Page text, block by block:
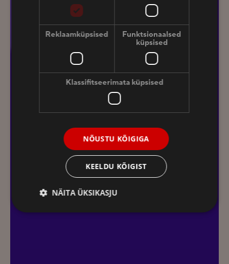
Reklaamküpsised
Funktsionaalsed
küpsised
Klassifitseerimata küpsised
NÕUSTU KÕIGIGA
KEELDU KÕIGIST
NÄITA ÜKSIKASJU